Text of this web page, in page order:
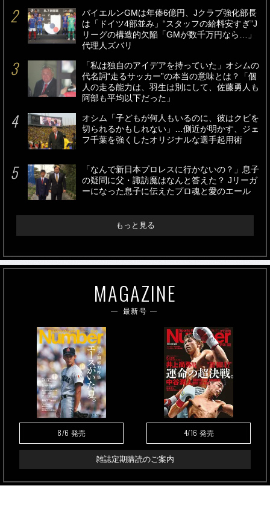
バイエルンGMは年俸6億円、Jクラブ強化部長
は「ドイツ4部並み」“スタッフの給料安すぎ”J
リーグの構造的欠陥「GMが数千万円なら…」
代理人ズバリ
「私は独自のアイデアを持っていた」オシムの
代名詞“走るサッカー”の本当の意味とは？「個
人の走る能力は、羽生は別にして、佐藤勇人も
阿部も平均以下だった」
オシム「子どもが何人もいるのに、彼はクビを
切られるかもしれない」…側近が明かす、ジェ
フ千葉を強くしたオリジナルな選手起用術
「なんで新日本プロレスに行かないの？」息子
の疑問に父・諏訪魔はなんと答えた？ Jリーガ
ーになった息子に伝えたプロ魂と愛のエール
もっと見る
MAGAZINE
最新号
8/6 発売 4/16 発売
雑誌定期購読のご案内